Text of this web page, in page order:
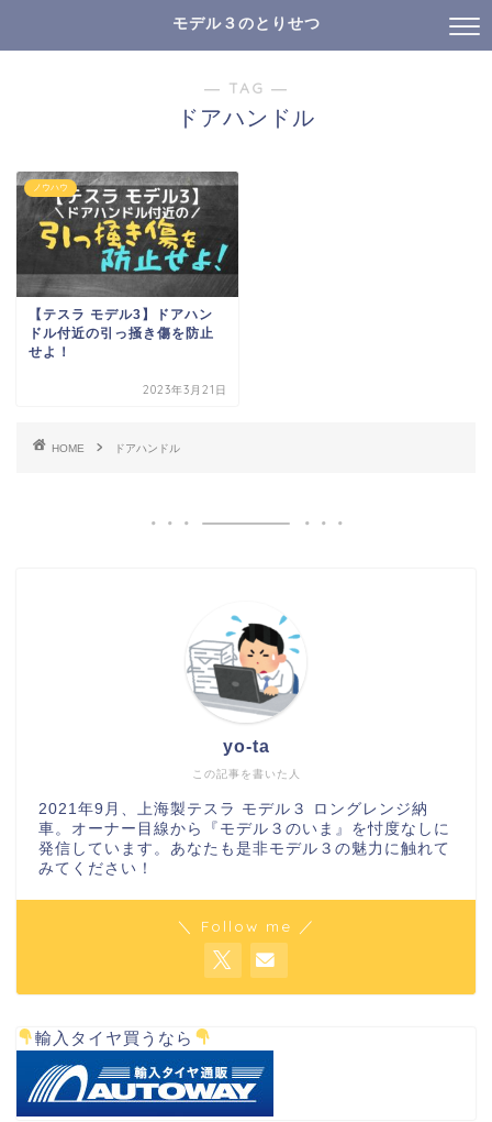
モデル３のとりせつ
― TAG ―
ドアハンドル
ノウハウ
【テスラ モデル3】ドアハン
ドル付近の引っ掻き傷を防止
せよ！
2023年3月21日
HOME ドアハンドル
この記事を書いた人
yo-ta
2021年9月、上海製テスラ モデル３ ロングレンジ納
車。オーナー目線から『モデル３のいま』を忖度なしに
発信しています。あなたも是非モデル３の魅力に触れて
みてください！
＼ Follow me ／
輸入タイヤ買うなら